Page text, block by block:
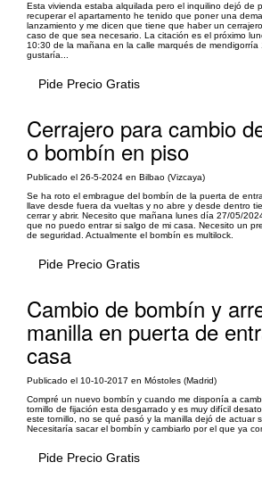
Esta vivienda estaba alquilada pero el inquilino dejó de
recuperar el apartamento he tenido que poner una
lanzamiento y me dicen que tiene que haber un
caso de que sea necesario. La citación es el próximo
10:30 de la mañana en la calle marqués de mendigorría
gustaría...
Pide Precio Gratis
Cerrajero para cambio
o bombín en piso
Publicado el 26-5-2024 en Bilbao (Vizcaya)
Se ha roto el embrague del bombín de la puerta de
llave desde fuera da vueltas y no abre y desde dentro
cerrar y abrir. Necesito que mañana lunes día 27/05/
que no puedo entrar si salgo de mi casa. Necesito un
de seguridad. Actualmente el bombín es multilock.
Pide Precio Gratis
Cambio de bombín y
manilla en puerta de
casa
Publicado el 10-10-2017 en Móstoles (Madrid)
Compré un nuevo bombín y cuando me disponía a
tornillo de fijación esta desgarrado y es muy difícil
este tornillo, no se qué pasó y la manilla dejó de actuar
Necesitaría sacar el bombín y cambiarlo por el que ya
Pide Precio Gratis